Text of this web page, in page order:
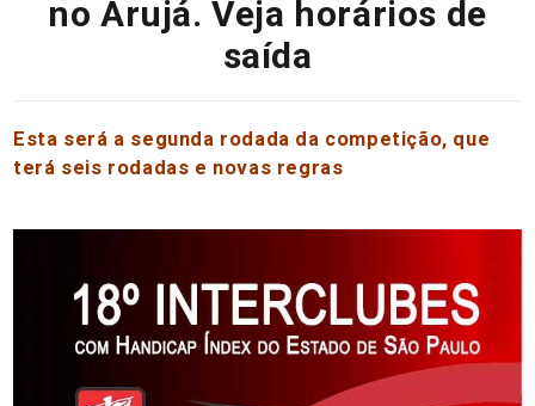
no Arujá. Veja horários de
saída
Esta será a segunda rodada da competição, que
terá seis rodadas e novas regras